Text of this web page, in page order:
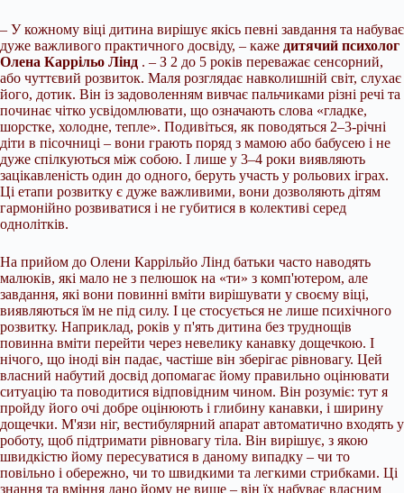
– У кожному віці дитина вирішує якісь певні завдання та набуває
дуже важливого практичного досвіду, – каже дитячий психолог
Олена Каррільо Лінд . – З 2 до 5 років переважає сенсорний,
або чуттєвий розвиток. Маля розглядає навколишній світ, слухає
його, дотик. Він із задоволенням вивчає пальчиками різні речі та
починає чітко усвідомлювати, що означають слова «гладке,
шорстке, холодне, тепле». Подивіться, як поводяться 2–3-річні
діти в пісочниці – вони грають поряд з мамою або бабусею і не
дуже спілкуються між собою. І лише у 3–4 роки виявляють
зацікавленість один до одного, беруть участь у рольових іграх.
Ці етапи розвитку є дуже важливими, вони дозволяють дітям
гармонійно розвиватися і не губитися в колективі серед
однолітків.
На прийом до Олени Каррільйо Лінд батьки часто наводять
малюків, які мало не з пелюшок на «ти» з комп'ютером, але
завдання, які вони повинні вміти вирішувати у своєму віці,
виявляються їм не під силу. І це стосується не лише психічного
розвитку. Наприклад, років у п'ять дитина без труднощів
повинна вміти перейти через невелику канавку дощечкою. І
нічого, що іноді він падає, частіше він зберігає рівновагу. Цей
власний набутий досвід допомагає йому правильно оцінювати
ситуацію та поводитися відповідним чином. Він розуміє: тут я
пройду його очі добре оцінюють і глибину канавки, і ширину
дощечки. М'язи ніг, вестибулярний апарат автоматично входять у
роботу, щоб підтримати рівновагу тіла. Він вирішує, з якою
швидкістю йому пересуватися в даному випадку – чи то
повільно і обережно, чи то швидкими та легкими стрибками. Ці
знання та вміння дано йому не вище – він їх набуває власним